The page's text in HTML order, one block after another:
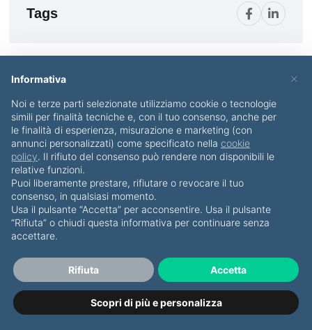
Tags
Unisciti al mio canale Telegramper ricevere una
notifica ogni volta che pubblico un nuovo articolo
sul Blog e altre informazioni riservate solo agli
iscritti.
×
Informativa
Noi e terze parti selezionate utilizziamo cookie o tecnologie
simili per finalità tecniche e, con il tuo consenso, anche per
le finalità di esperienza, misurazione e marketing (con
annunci personalizzati) come specificato nella cookie
policy. Il rifiuto del consenso può rendere non disponibili le
relative funzioni.
Puoi liberamente prestare, rifiutare o revocare il tuo
consenso, in qualsiasi momento.
Usa il pulsante “Accetta” per acconsentire. Usa il pulsante
“Rifiuta” o chiudi questa informativa per continuare senza
accettare.
Scopri di più e personalizza
Rifiuta Accetta